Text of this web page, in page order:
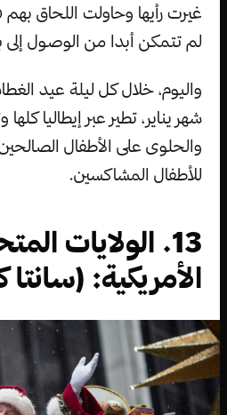
غيرت رأيها وحاولت اللحاق بهم
لم تتمكن أبدا من الوصول
واليوم، خلال كل ليلة عيد
شهر يناير، تطير عبر إيطاليا
والحلوى على الأطفال
للأطفال المشاكسين.
13. الولايات
الأمريكية: (سانتا